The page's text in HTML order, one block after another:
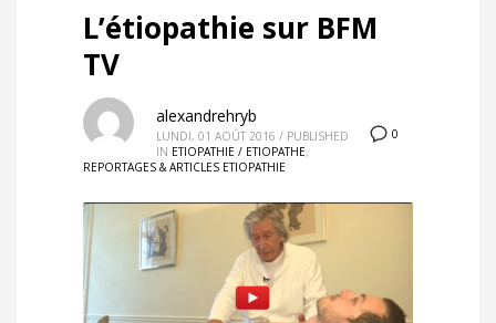
L’étiopathie sur BFM
TV
0
alexandrehryb
LUNDI, 01 AOÛT 2016 / PUBLISHED
IN ETIOPATHIE / ETIOPATHE,
REPORTAGES & ARTICLES ETIOPATHIE